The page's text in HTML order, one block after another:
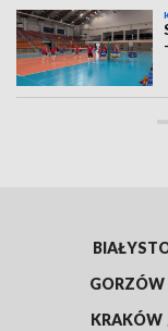
GORZÓW
KRAKÓW